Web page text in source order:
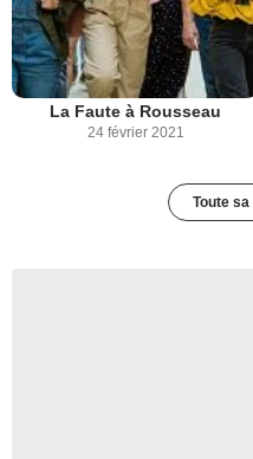
La Faute à Rousseau
24 février 2021
Toute